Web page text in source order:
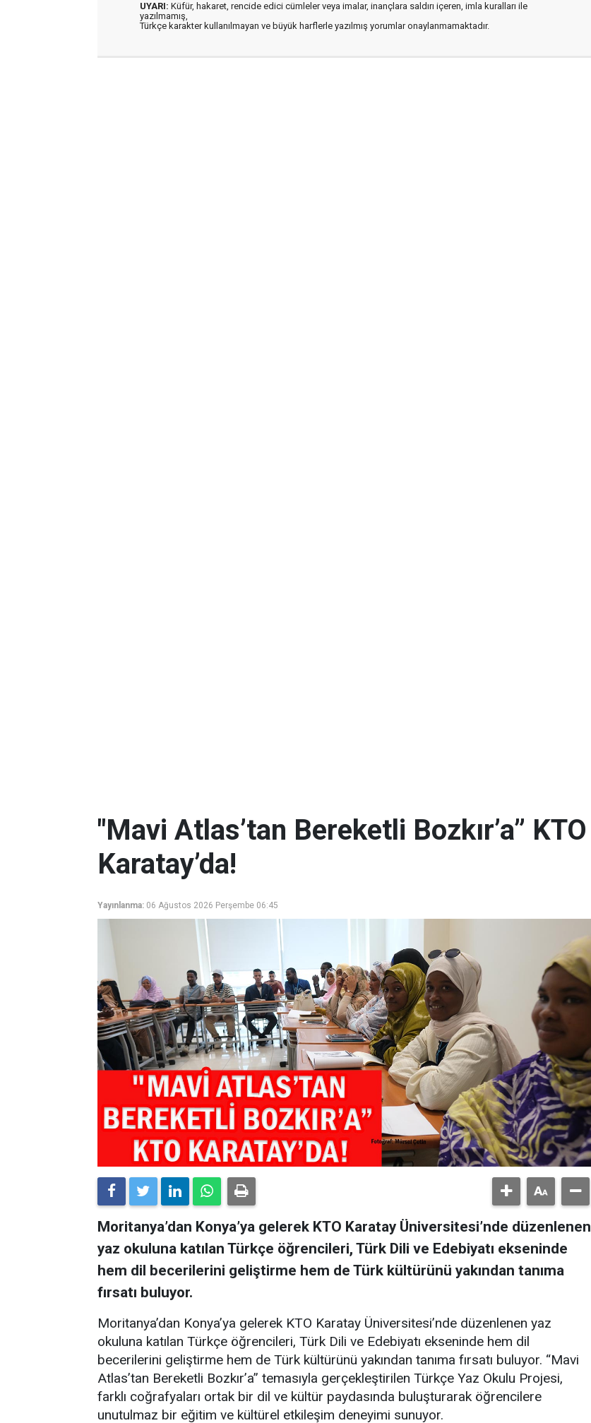
UYARI: Küfür, hakaret, rencide edici cümleler veya imalar, inançlara saldırı içeren, imla kuralları ile
yazılmamış,
Türkçe karakter kullanılmayan ve büyük harflerle yazılmış yorumlar onaylanmamaktadır.
"Mavi Atlas’tan Bereketli Bozkır’a” KTO
Karatay’da!
Yayınlanma: 06 Ağustos 2026 Perşembe 06:45
Moritanya’dan Konya’ya gelerek KTO Karatay Üniversitesi’nde düzenlenen
yaz okuluna katılan Türkçe öğrencileri, Türk Dili ve Edebiyatı ekseninde
hem dil becerilerini geliştirme hem de Türk kültürünü yakından tanıma
fırsatı buluyor.
Moritanya’dan Konya’ya gelerek KTO Karatay Üniversitesi’nde düzenlenen yaz
okuluna katılan Türkçe öğrencileri, Türk Dili ve Edebiyatı ekseninde hem dil
becerilerini geliştirme hem de Türk kültürünü yakından tanıma fırsatı buluyor. “Mavi
Atlas’tan Bereketli Bozkır’a” temasıyla gerçekleştirilen Türkçe Yaz Okulu Projesi,
farklı coğrafyaları ortak bir dil ve kültür paydasında buluşturarak öğrencilere
unutulmaz bir eğitim ve kültürel etkileşim deneyimi sunuyor.